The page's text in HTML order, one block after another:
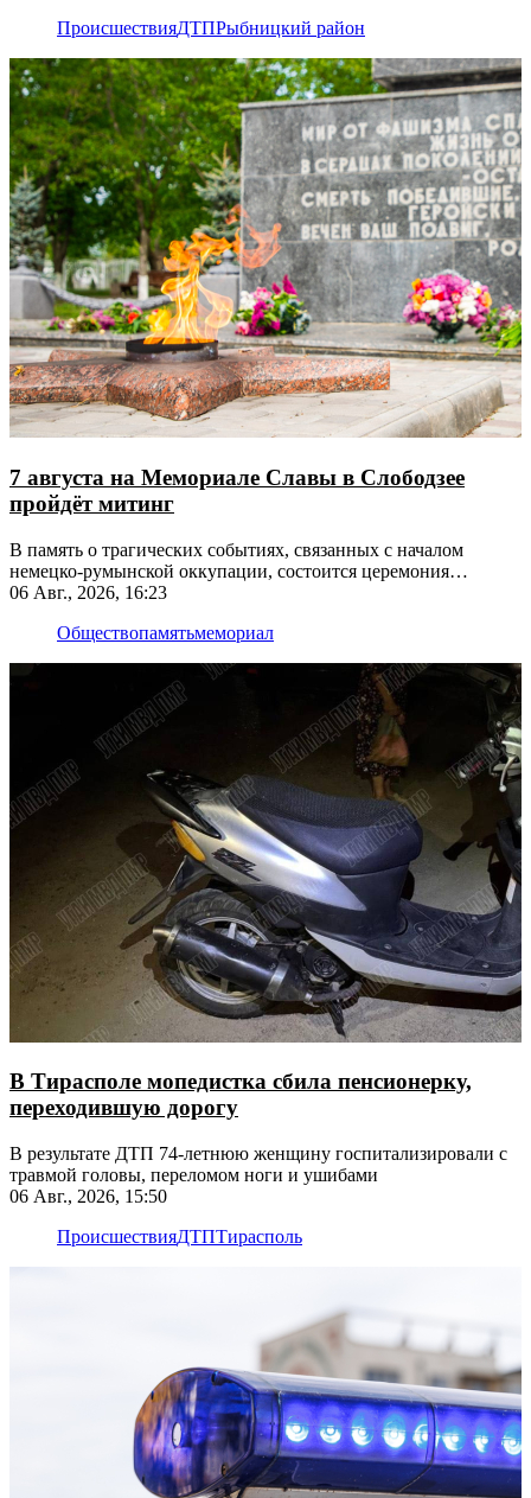
ПроисшествияДТПРыбницкий район
7 августа на Мемориале Славы в Слободзее
пройдёт митинг
В память о трагических событиях, связанных с началом
немецко-румынской оккупации, состоится церемония
возложения цветов
06 Авг., 2026, 16:23
Обществопамятьмемориал
В Тирасполе мопедистка сбила пенсионерку,
переходившую дорогу
В результате ДТП 74-летнюю женщину госпитализировали с
травмой головы, переломом ноги и ушибами
06 Авг., 2026, 15:50
ПроисшествияДТПТирасполь